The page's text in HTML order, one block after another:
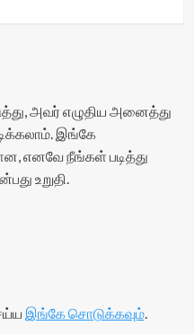
அவர் எழுதிய அனைத்து
இங்கே
எனவே நீங்கள் படித்து
உறுதி.
இங்கே சொடுக்கவும்.